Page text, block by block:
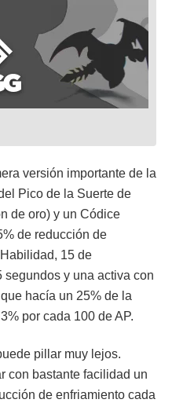
versión importante de la
Pico de la Suerte de
de oro) y un Códice
de reducción de
15 de
segundos y una activa con
hacía un 25% de la
por cada 100 de AP.
pillar muy lejos.
con bastante facilidad un
de enfriamiento cada